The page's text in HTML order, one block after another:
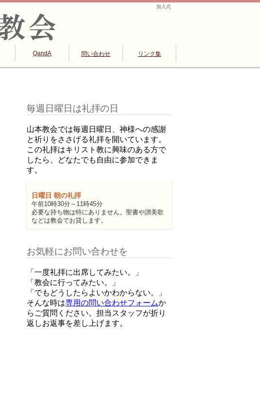
加入式
QandA 問い合わせ リンク集
毎週日曜日は礼拝の日
山本教会では毎週日曜日、神様への感謝
と祈りをささげる礼拝を開いています。
この礼拝はキリスト教に興味のある方で
したら、どなたでも自由に参加できま
す。
日曜日 朝の礼拝
午前10時30分～11時45分
必要な持ち物は特にありません。聖書や讃美歌
などは教会でお貸します。
お気軽にお問い合わせを
「一度礼拝に出席してみたい。」
「教会に行ってみたい。」
「でもどうしたらよいかわからない。」
そんな時は専用の問い合わせフォームか
らご質問ください。担当スタッフが折り
返しお返事を差し上げます。